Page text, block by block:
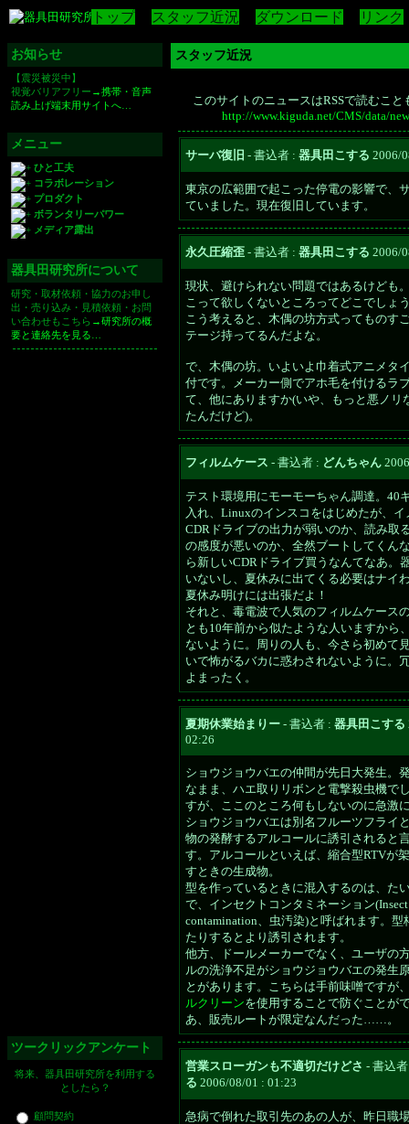
トップ スタッフ近況 ダウンロード リンク
お知らせ
【震災被災中】
視覚バリアフリー →携帯・音声
読み上げ端末用サイトへ…
メニュー
ひと工夫
コラボレーション
プロダクト
ボランタリーパワー
メディア露出
器具田研究所について
研究・取材依頼・協力のお申し
出・売り込み・見積依頼・お問
い合わせもこちら →研究所の概
要と連絡先を見る…
ツークリックアンケート
将来、器具田研究所を利用する
としたら？
顧問契約
スタッフ近況
このサイトのニュースはRSSで読むこと
http://www.kiguda.net/CMS/data/
サーバ復旧 - 書込者 : 器具田こする 2006/
東京の広範囲で起こった停電の影響で、
ていました。現在復旧しています。
永久圧縮歪 - 書込者 : 器具田こする 2006/
現状、避けられない問題ではあるけども
こって欲しくないところってどこでしょ
こう考えると、木偶の坊方式ってものす
テージ持ってるんだよな。
で、木偶の坊。いよいよ巾着式アニメタ
付です。メーカー側でアホ毛を付けるラ
て、他にありますか(いや、もっと悪ノリ
たんだけど)。
フィルムケース - 書込者 : どんちゃん
テスト環境用にモーモーちゃん調達。40
入れ、Linuxのインスコをはじめたが、イ
CDRドライブの出力が弱いのか、読み取
の感度が悪いのか、全然ブートしてくん
ら新しいCDRドライブ買うなんてなあ。
いないし、夏休みに出てくる必要はナイ
夏休み明けには出張だよ！
それと、毒電波で人気のフィルムケース
とも10年前から似たような人いますから
ないように。周りの人も、今さら初めて
いで怖がるバカに惑わされないように。
よまったく。
夏期休業始まりー - 書込者 : 器具田こする
02:26
ショウジョウバエの仲間が先日大発生。
なまま、ハエ取りリボンと電撃殺虫機で
すが、ここのところ何もしないのに急激
ショウジョウバエは別名フルーツフライ
物の発酵するアルコールに誘引されると
す。アルコールといえば、縮合型RTVが
すときの生成物。
型を作っているときに混入するのは、た
で、インセクトコンタミネーション(Insect
contamination、虫汚染)と呼ばれます。型
たりするとより誘引されます。
他方、ドールメーカーでなく、ユーザの
ルの洗浄不足がショウジョウバエの発生
とがあります。こちらは手前味噌ですが
ルクリーンを使用することで防ぐことが
あ、販売ルートが限定なんだった……。
営業スローガンも不適切だけどさ - 書込
る 2006/08/01 : 01:23
急病で倒れた取引先のあの人が、昨日職